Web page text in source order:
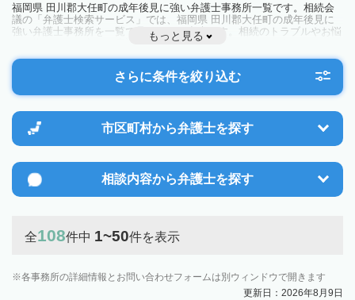
福岡県 田川郡大任町の成年後見に強い弁護士事務所一覧です。相続会
議の「弁護士検索サービス」では、福岡県 田川郡大任町の成年後見に
強い弁護士事務所を一覧で見ることが出来ます。相続のトラブルやお悩
みを抱えている方は一度近隣の弁護士に相談してみましょう。
もっと見る
さらに条件を絞り込む
市区町村から弁護士を探す
相談内容から弁護士を探す
全108件中 1~50件を表示
各事務所の詳細情報とお問い合わせフォームは別ウィンドウで開きます
更新日：2026年8月9日